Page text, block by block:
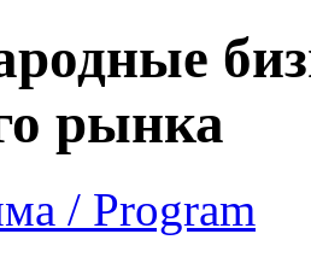
рынка
/ Program